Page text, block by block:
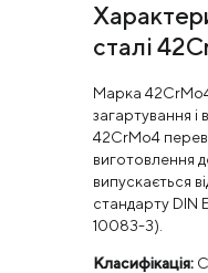
сталі
Марка
загартування і
42CrMo4
виготовлення
випускається
стандарту DIN
10083-3).
Класифікація: